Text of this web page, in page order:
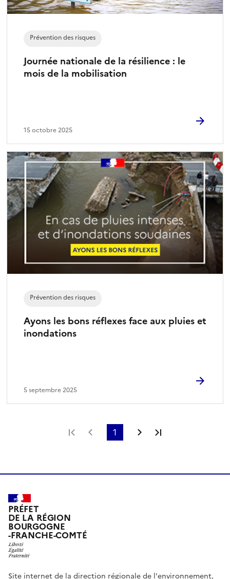
Journée nationale de la résilience : le
mois de la mobilisation
Prévention des risques
15 octobre 2025
Ayons les bons réflexes face aux pluies et
inondations
Prévention des risques
5 septembre 2025
Première page
Page précédente
1 Page suivante
PRÉFET
DE LA RÉGION
BOURGOGNE
-FRANCHE-COMTÉ
Site internet de la direction régionale de l'environnement,